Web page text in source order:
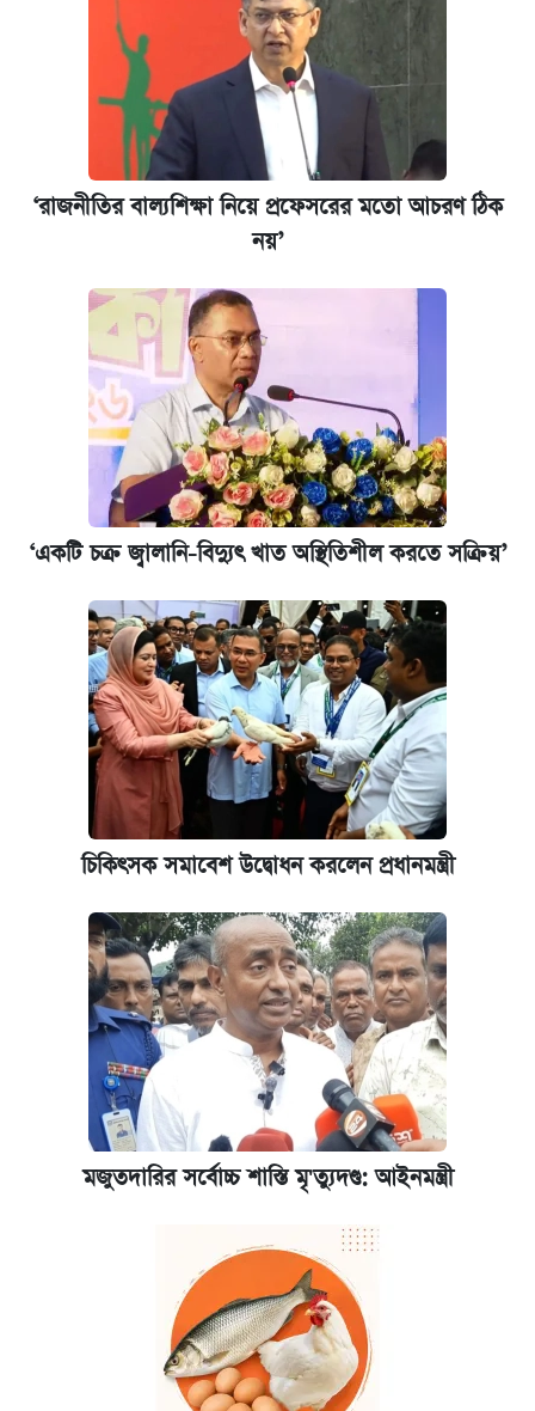
‘রাজনীতির বাল্যশিক্ষা নিয়ে প্রফেসরের মতো আচরণ ঠিক
নয়’
‘একটি চক্র জ্বালানি-বিদ্যুৎ খাত অস্থিতিশীল করতে সক্রিয়’
চিকিৎসক সমাবেশ উদ্বোধন করলেন প্রধানমন্ত্রী
মজুতদারির সর্বোচ্চ শাস্তি মৃ'ত্যুদণ্ড: আইনমন্ত্রী